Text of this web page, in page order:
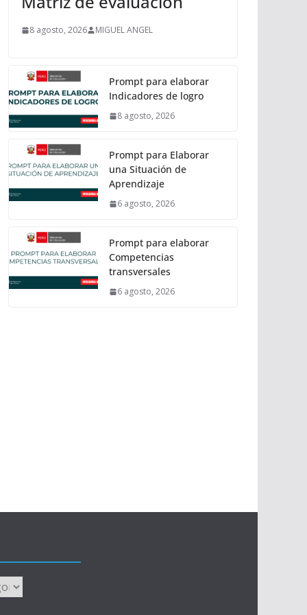
8 agosto, 2026 MIGUEL ANGEL
Prompt para elaborar
Indicadores de logro
8 agosto, 2026
Prompt para Elaborar
una Situación de
Aprendizaje
6 agosto, 2026
Prompt para elaborar
Competencias
transversales
6 agosto, 2026